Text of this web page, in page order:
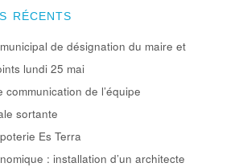
RÉCENTS
de désignation du maire et
lundi 25 mai
communication de l’équipe
sortante
Es Terra
: installation d’un architecte